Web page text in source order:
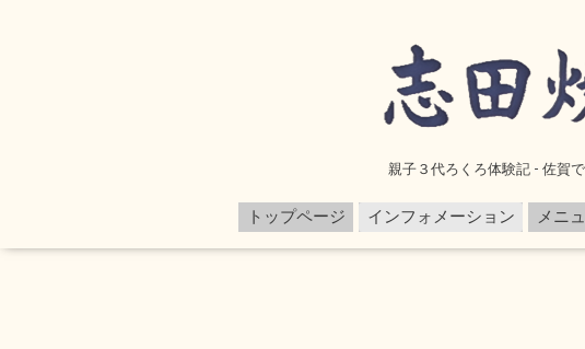
親子３代ろくろ体験記 - 佐賀
トップページ インフォメーション メニ